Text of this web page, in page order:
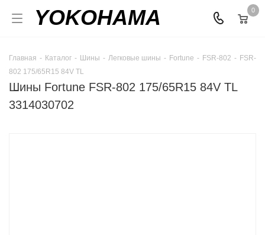
YOKOHAMA 0
Главная - Каталог - Шины - Легковые шины - Fortune - FSR-802 - FSR-
802 175/65R15 84V TL
Шины Fortune FSR-802 175/65R15 84V TL
3314030702